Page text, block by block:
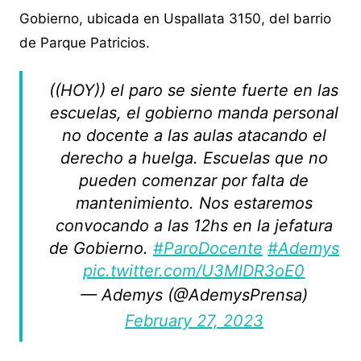
Gobierno, ubicada en Uspallata 3150, del barrio
de Parque Patricios.
((HOY)) el paro se siente fuerte en las
escuelas, el gobierno manda personal
no docente a las aulas atacando el
derecho a huelga. Escuelas que no
pueden comenzar por falta de
mantenimiento. Nos estaremos
convocando a las 12hs en la jefatura
de Gobierno. #ParoDocente #Ademys
pic.twitter.com/U3MlDR3oE0
— Ademys (@AdemysPrensa)
February 27, 2023